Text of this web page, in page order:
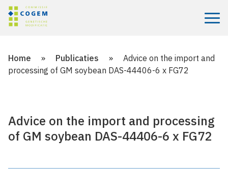
Menu
Home » Publicaties »
Advice on the import and
processing of GM soybean DAS-44406-6 x FG72
Advice on the import and processing
of GM soybean DAS-44406-6 x FG72